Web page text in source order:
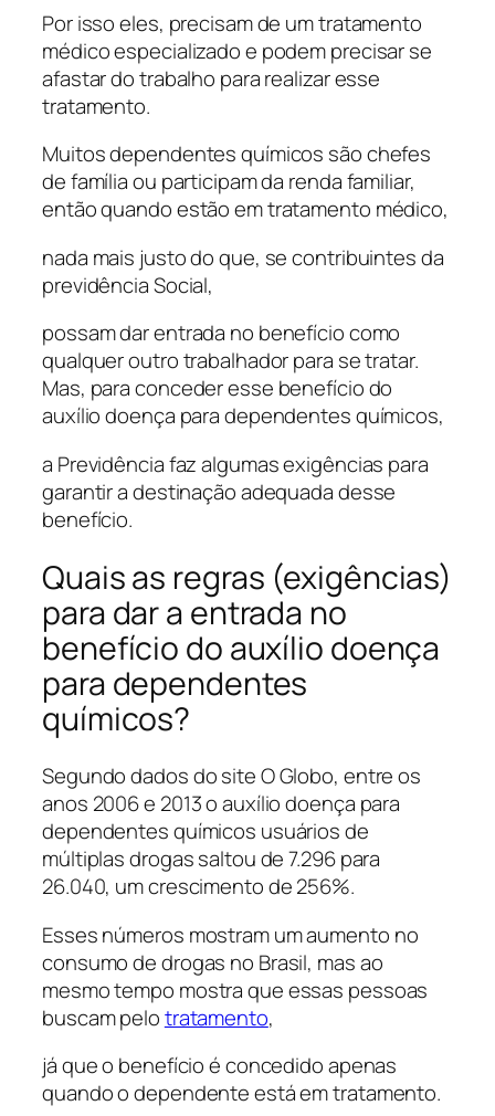
Por isso eles, precisam de um tratamento
médico especializado e podem precisar se
afastar do trabalho para realizar esse
tratamento.
Muitos dependentes químicos são chefes
de família ou participam da renda familiar,
então quando estão em tratamento médico,
nada mais justo do que, se contribuintes da
previdência Social,
possam dar entrada no benefício como
qualquer outro trabalhador para se tratar.
Mas, para conceder esse benefício do
auxílio doença para dependentes químicos,
a Previdência faz algumas exigências para
garantir a destinação adequada desse
benefício.
Quais as regras (exigências)
para dar a entrada no
benefício do auxílio doença
para dependentes
químicos?
Segundo dados do site O Globo, entre os
anos 2006 e 2013 o auxílio doença para
dependentes químicos usuários de
múltiplas drogas saltou de 7.296 para
26.040, um crescimento de 256%.
Esses números mostram um aumento no
consumo de drogas no Brasil, mas ao
mesmo tempo mostra que essas pessoas
buscam pelotratamento,
já que o benefício é concedido apenas
quando o dependente está em tratamento.